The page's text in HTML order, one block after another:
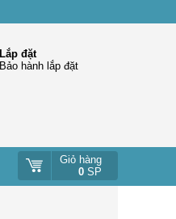
Lắp đặt
Bảo hành lắp đặt
Giỏ hàng
0 SP